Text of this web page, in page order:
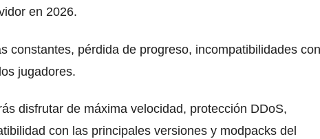
en 2026.
constantes, pérdida de progreso, incompatibilidades con
jugadores.
disfrutar de máxima velocidad, protección DDoS,
con las principales versiones y modpacks del